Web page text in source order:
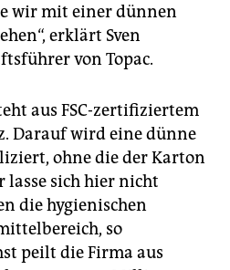
wir mit einer dünnen
erklärt Sven
von Topac.
aus FSC-zertifiziertem
Darauf wird eine dünne
ohne die der Karton
lasse sich hier nicht
die hygienischen
so
peilt die Firma aus